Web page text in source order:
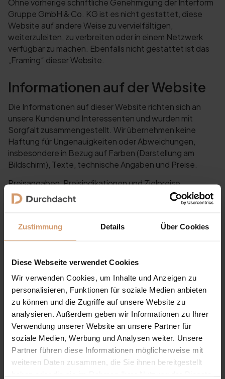
Zustimmung Details Über Cookies
Diese Webseite verwendet Cookies
Wir verwenden Cookies, um Inhalte und Anzeigen zu
personalisieren, Funktionen für soziale Medien anbieten
zu können und die Zugriffe auf unsere Website zu
analysieren. Außerdem geben wir Informationen zu Ihrer
Verwendung unserer Website an unsere Partner für
soziale Medien, Werbung und Analysen weiter. Unsere
Partner führen diese Informationen möglicherweise mit
weiteren Daten zusammen, die Sie ihnen bereitgestellt
Gruppe GmbH & Co. KG ist es nicht gestattet, diese
Website auf andere Weise zu vervielfältigen,
weiterzuleiten, zu verbreiten oder in einem Netzwerk
verfügbar zu machen. Ebenfalls nicht gestattet ist das
„Framing“ dieser Website.
Informationen auf der Website
Die Informationen auf dieser Website richten sich an
unsere Kunden und Interessenten und wurden mit
Sorgfalt zusammengestellt. Wir übernehmen keine
Haftung für Ungenauigkeiten oder Abweichungen,
insbesondere in Bezug auf Farben (Darstellung am
Bildschirm), Texte, technische Angaben und Preise.
Preisangaben, Preisindikationen und Zielpreise
verstehen sich – sofern nicht ausdrücklich anders
angegeben – in Euro, inklusive gesetzlicher
Fundament und Montage. Maßgeblich sind die Angaben
im konkreten Angebot bzw. in der Auftragsbestätigung.
Urheberrecht / Copyright
Diese Website und ihre Inhalte sind urheberrechtlich
geschützt. Alle Texte, Logos und Bilder auf dieser
Website sind – soweit nicht anders angegeben –
Eigentum der Interform Gruppe GmbH & Co. KG.
Dies gilt entsprechend für Inhalte, die von der Interform
Gruppe GmbH & Co. KG über Social-Media-Kanäle (z.B.
YouTube, Facebook, Instagram) veröffentlicht werden.